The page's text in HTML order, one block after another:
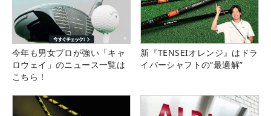
今年も男女プロが強い「キャ
ロウェイ」のニュース一覧は
こちら！
新『TENSEIオレンジ』はドラ
イバーシャフトの“最適解”